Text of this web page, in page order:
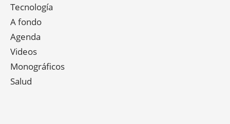
Tecnología
A fondo
Agenda
Videos
Monográficos
Salud